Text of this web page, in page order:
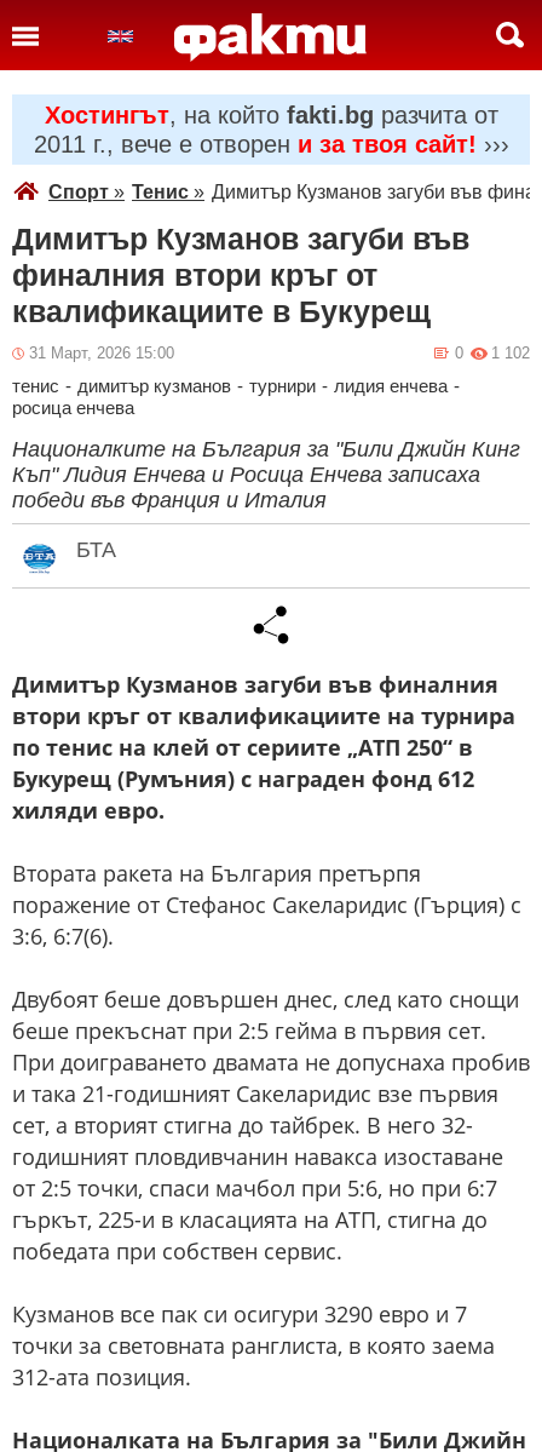
Хостингът, на който fakti.bg разчита от
2011 г., вече е отворен и за твоя сайт! ›››
Спорт » Тенис » Димитър Кузманов загуби във
Димитър Кузманов загуби във
финалния втори кръг от
квалификациите в Букурещ
31 Март, 2026 15:00 1 102
0
тенис - димитър кузманов - турнири - лидия енчева -
росица енчева
Националките на България за "Били Джийн Кинг
Къп" Лидия Енчева и Росица Енчева записаха
победи във Франция и Италия
БТА
Димитър Кузманов загуби във финалния
втори кръг от квалификациите на турнира
по тенис на клей от сериите „АТП 250“ в
Букурещ (Румъния) с награден фонд 612
хиляди евро.
Втората ракета на България претърпя
поражение от Стефанос Сакеларидис (Гърция) с
3:6, 6:7(6).
Двубоят беше довършен днес, след като снощи
беше прекъснат при 2:5 гейма в първия сет.
При доиграването двамата не допуснаха пробив
и така 21-годишният Сакеларидис взе първия
сет, а вторият стигна до тайбрек. В него 32-
годишният пловдивчанин навакса изоставане
от 2:5 точки, спаси мачбол при 5:6, но при 6:7
гъркът, 225-и в класацията на АТП, стигна до
победата при собствен сервис.
Кузманов все пак си осигури 3290 евро и 7
точки за световната ранглиста, в която заема
312-ата позиция.
Националката на България за "Били Джийн